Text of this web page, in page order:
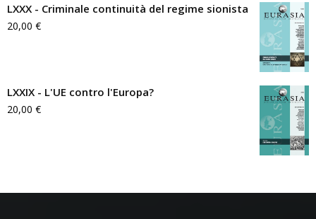
LXXX - Criminale continuità del regime sionista
20,00 €
LXXIX - L'UE contro l'Europa?
20,00 €